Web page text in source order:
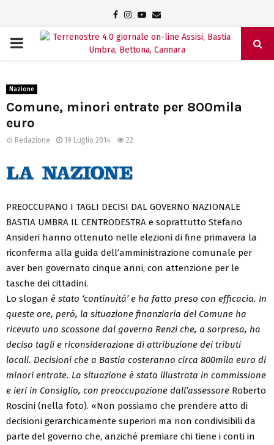
Facebook
Instagram
Youtube
Email
PRIMARY
Nazione
Comune, minori entrate per 800mila
euro
di Redazione 19 Luglio 2014 22
PREOCCUPANO I TAGLI DECISI DAL GOVERNO NAZIONALE
BASTIA UMBRA IL CENTRODESTRA e soprattutto Stefano
Ansideri hanno ottenuto nelle elezioni di fine primavera la
riconferma alla guida dell’amministrazione comunale per
aver ben governato cinque anni, con attenzione per le
tasche dei cittadini.
Lo slogan è stato ‘continuità’ e ha fatto preso con efficacia. In
queste ore, però, la situazione finanziaria del Comune ha
ricevuto uno scossone dal governo Renzi che, a sorpresa, ha
deciso tagli e riconsiderazione di attribuzione dei tributi
locali. Decisioni che a Bastia costeranno circa 800mila euro di
minori entrate. La situazione è stata illustrata in commissione
e ieri in Consiglio, con preoccupazione dall’assessore Roberto
Roscini (nella foto). «Non possiamo che prendere atto di
decisioni gerarchicamente superiori ma non condivisibili da
parte del governo che, anziché premiare chi tiene i conti in